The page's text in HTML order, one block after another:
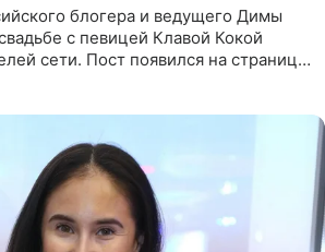
блогера и ведущего Димы
с певицей Клавой Кокой
сети. Пост появился на странице